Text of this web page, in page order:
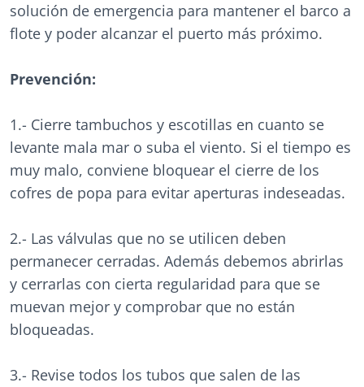
solución de emergencia para mantener el barco a
flote y poder alcanzar el puerto más próximo.
Prevención:
1.- Cierre tambuchos y escotillas en cuanto se
levante mala mar o suba el viento. Si el tiempo es
muy malo, conviene bloquear el cierre de los
cofres de popa para evitar aperturas indeseadas.
2.- Las válvulas que no se utilicen deben
permanecer cerradas. Además debemos abrirlas
y cerrarlas con cierta regularidad para que se
muevan mejor y comprobar que no están
bloqueadas.
3.- Revise todos los tubos que salen de las